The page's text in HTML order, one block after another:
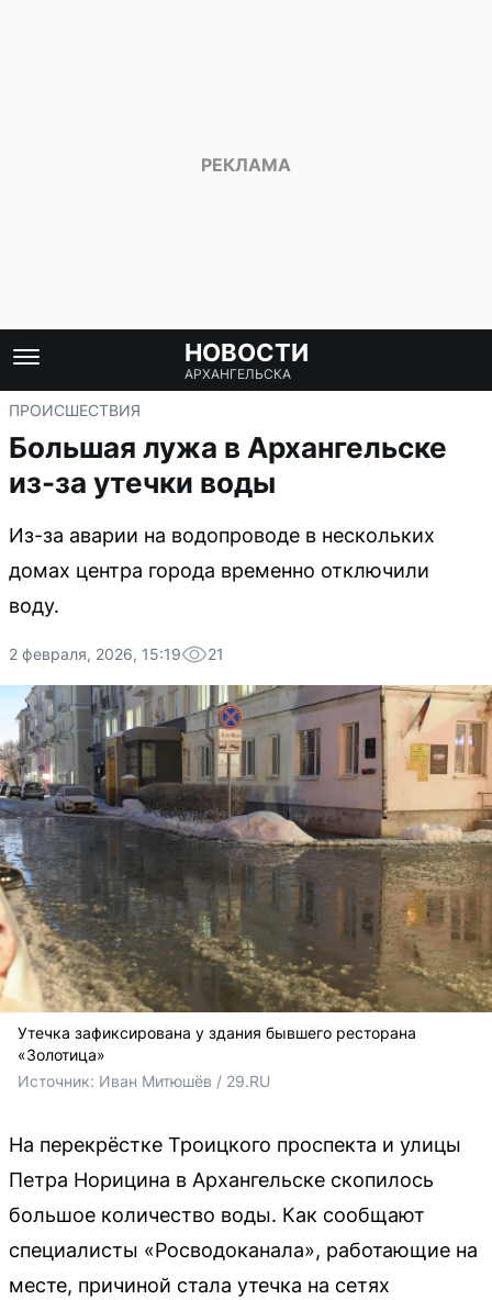
НОВОСТИ
АРХАНГЕЛЬСКА
ПРОИСШЕСТВИЯ
Большая лужа в Архангельске
из-за утечки воды
Из-за аварии на водопроводе в нескольких
домах центра города временно отключили
воду.
2 февраля, 2026, 15:19 21
Утечка зафиксирована у здания бывшего ресторана
«Золотица»
Источник: Иван Митюшёв / 29.RU
На перекрёстке Троицкого проспекта и улицы
Петра Норицина в Архангельске скопилось
большое количество воды. Как сообщают
специалисты «Росводоканала», работающие на
месте, причиной стала утечка на сетях